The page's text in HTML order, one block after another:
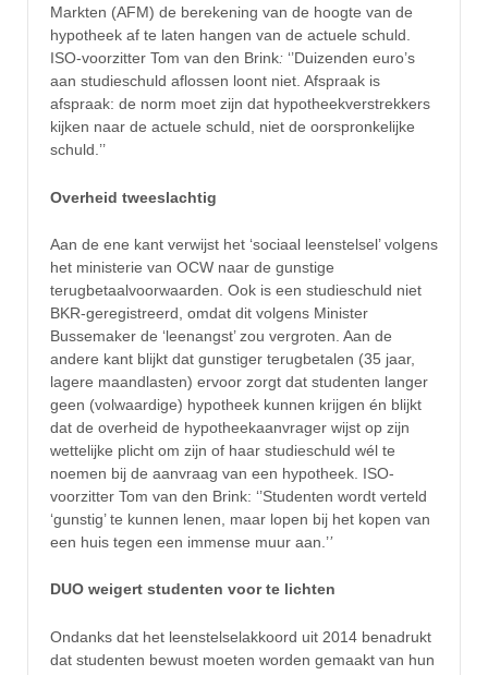
Markten (AFM) de berekening van de hoogte van de
hypotheek af te laten hangen van de actuele schuld.
ISO-voorzitter Tom van den Brink: ‘’Duizenden euro’s
aan studieschuld aflossen loont niet. Afspraak is
afspraak: de norm moet zijn dat hypotheekverstrekkers
kijken naar de actuele schuld, niet de oorspronkelijke
schuld.’’
Overheid tweeslachtig
Aan de ene kant verwijst het ‘sociaal leenstelsel’ volgens
het ministerie van OCW naar de gunstige
terugbetaalvoorwaarden. Ook is een studieschuld niet
BKR-geregistreerd, omdat dit volgens Minister
Bussemaker de ‘leenangst’ zou vergroten. Aan de
andere kant blijkt dat gunstiger terugbetalen (35 jaar,
lagere maandlasten) ervoor zorgt dat studenten langer
geen (volwaardige) hypotheek kunnen krijgen én blijkt
dat de overheid de hypotheekaanvrager wijst op zijn
wettelijke plicht om zijn of haar studieschuld wél te
noemen bij de aanvraag van een hypotheek. ISO-
voorzitter Tom van den Brink: ‘’Studenten wordt verteld
‘gunstig’ te kunnen lenen, maar lopen bij het kopen van
een huis tegen een immense muur aan.’’
DUO weigert studenten voor te lichten
Ondanks dat het leenstelselakkoord uit 2014 benadrukt
dat studenten bewust moeten worden gemaakt van hun